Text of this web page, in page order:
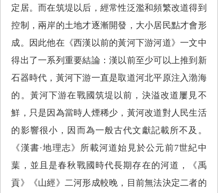
定居。而在筑堤以后，經常性泛濫和頻繁改道得到
控制，兩岸的土地才逐漸開發，大小居民點才會形
成。因此他在《西漢以前的黃河下游河道》一文中
得出了一系列重要結論：漢以前至少可以上推到新
石器時代，黃河下游一直是取道河北平原注入渤海
的。黃河下游在戰國筑堤以前，決溢改道屢見不
鮮，只是因為當時人煙稀少，黃河改道對人民生活
的影響很小，因而為一般古代文獻記載所不及。
《漢書·地理志》所載河道始見於公元前7世紀中
葉，並且是春秋戰國時代長期存在的河道，《禹
貢》《山經》二河形成較晚，目前無法決定二者的